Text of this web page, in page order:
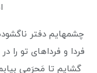
چشمهایم دفتر
فردا و فرداهای تو را
گشایم تا مَحرَمی